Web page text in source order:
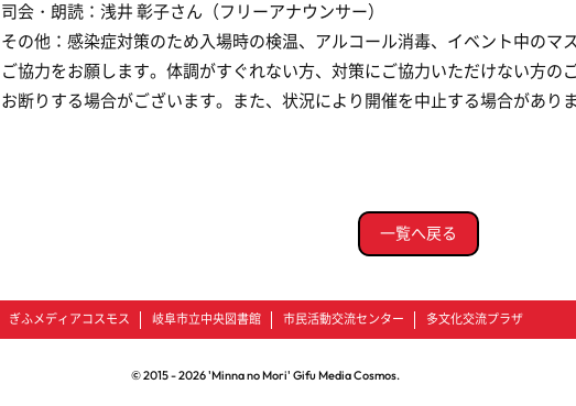
司会・朗読：浅井 彰子さん（フリーアナウンサー）
その他：感染症対策のため入場時の検温、アルコール消毒、イベント中のマ
ご協力をお願します。体調がすぐれない方、対策にご協力いただけない方の
お断りする場合がございます。また、状況により開催を中止する場合がありま
一覧へ戻る
ぎふメディアコスモス 岐阜市立中央図書館 市民活動交流センター 多文化交流プラザ
© 2015 -2026'Minna no Mori' Gifu Media Cosmos.